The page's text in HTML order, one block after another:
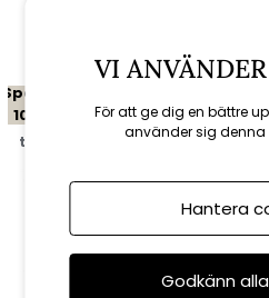
Spara
10%
till 16/8
VI
För att ge dig en bättre
använder sig denna
Hantera
Godkänn